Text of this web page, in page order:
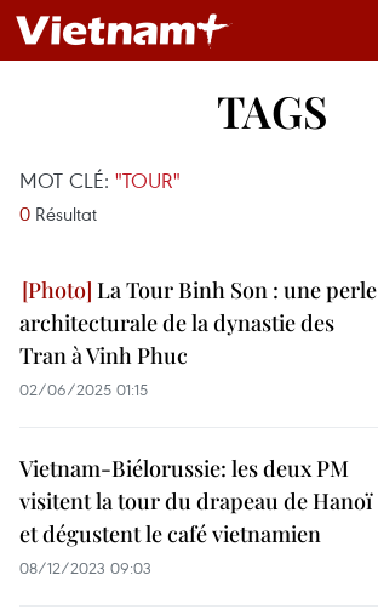
TAGS
MOT CLÉ: "TOUR"
0 Résultat
La Tour Binh Son : une perle
architecturale de la dynastie des
Tran à Vinh Phuc
02/06/2025 01:15
Vietnam-Biélorussie: les deux PM
visitent la tour du drapeau de Hanoï
et dégustent le café vietnamien
08/12/2023 09:03